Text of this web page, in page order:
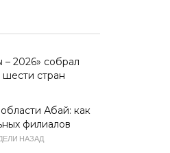
– 2026» собрал
шести стран
Абай: как
филиалов
НАЗАД